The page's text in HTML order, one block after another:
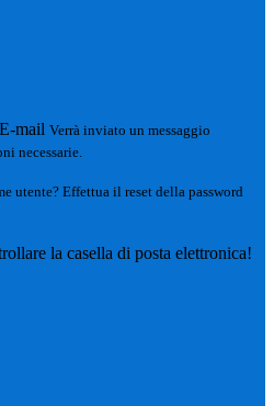
E-mail Verrà inviato un messaggio
necessarie.
utente? Effettua il reset della password
la casella di posta elettronica!